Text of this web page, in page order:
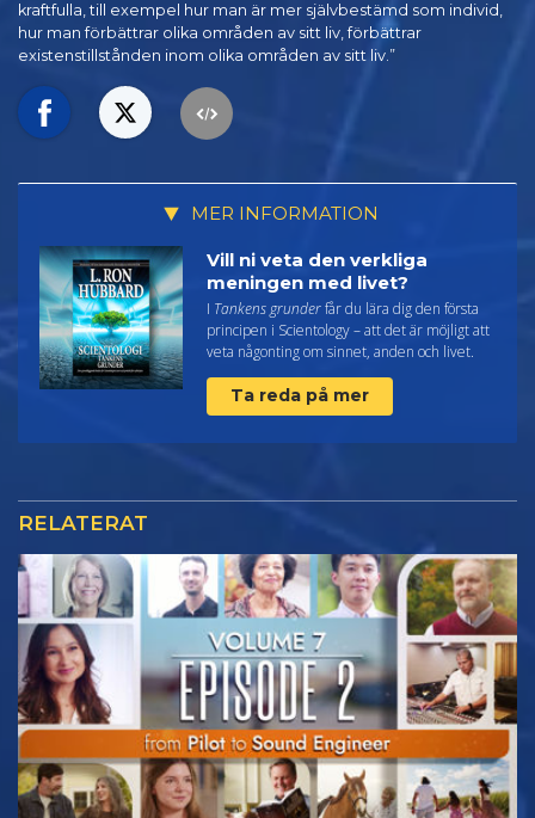
kraftfulla, till exempel hur man är mer självbestämd som individ,
hur man förbättrar olika områden av sitt liv, förbättrar
existenstillstånden inom olika områden av sitt liv.”
MER INFORMATION
Vill ni veta den verkliga
meningen med livet?
I Tankens grunderfår du lära dig den första
principen i Scientology – att det är möjligt att
veta någonting om sinnet, anden och livet.
Ta reda på mer
RELATERAT